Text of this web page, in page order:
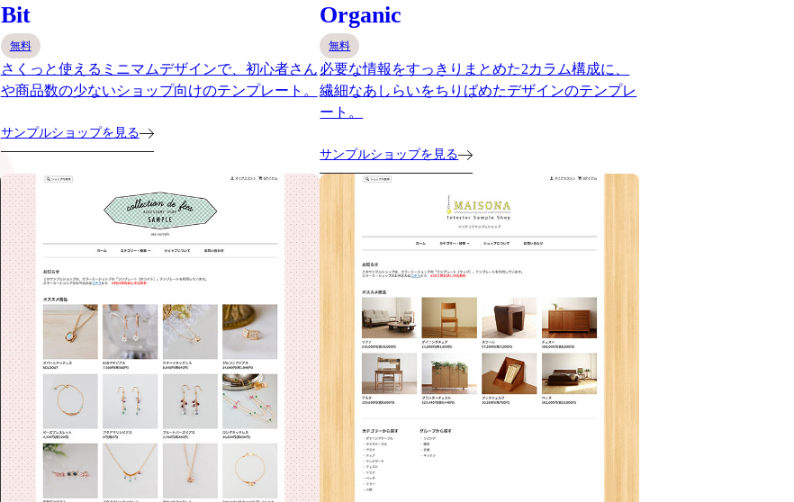
Bit
無料
さくっと使えるミニマムデザインで、初心者さん
や商品数の少ないショップ向けのテンプレート。
サンプルショップを見る
Organic
無料
必要な情報をすっきりまとめた2カラム構成に、
繊細なあしらいをちりばめたデザインのテンプレ
ート。
サンプルショップを見る